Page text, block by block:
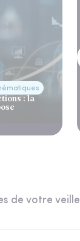
: la
de votre veille